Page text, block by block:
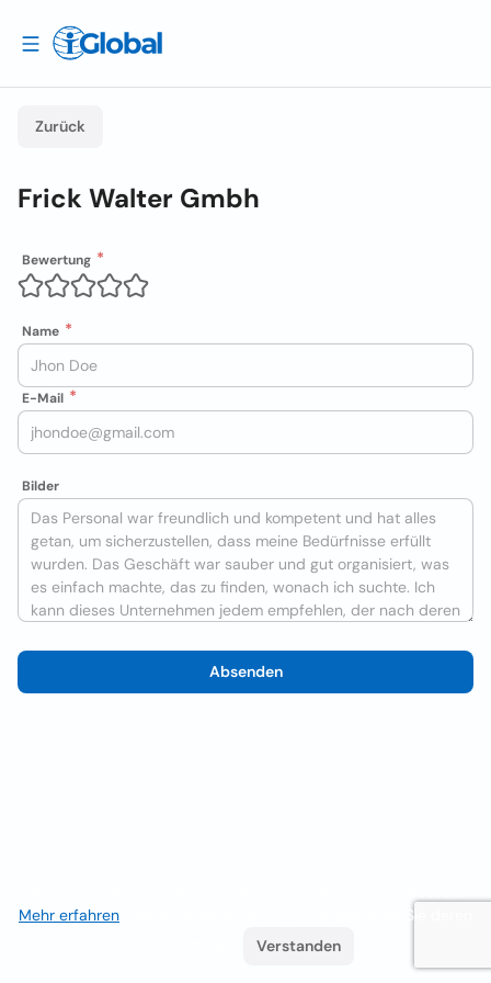
Zurück
Frick Walter Gmbh
Bewertung
Name
E-Mail
Bilder
Absenden
Mehr erfahren . Wenn Sie weiterhin surfen, akzeptieren Sie deren
Verstanden